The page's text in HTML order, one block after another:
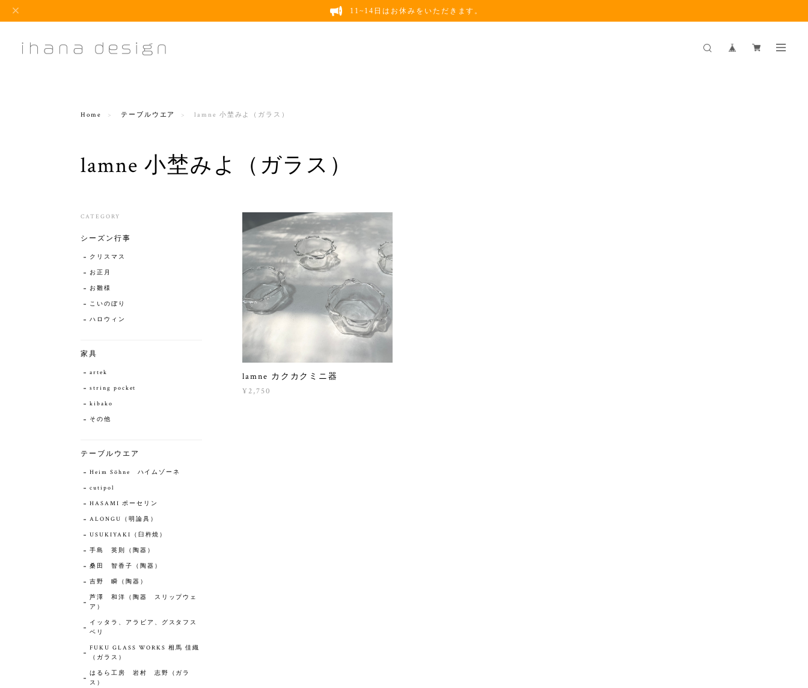
11~14日はお休みをいただきます。
Home テーブルウエア lamne 小埜みよ（ガラス）
lamne 小埜みよ（ガラス）
lamne カクカクミニ器
¥2,750
CATEGORY
シーズン行事
クリスマス
お正月
お雛様
こいのぼり
ハロウィン
家具
artek
string pocket
kibako
その他
テーブルウエア
Heim Söhne ハイムゾーネ
cutipol
HASAMI ポーセリン
ALONGU（明論具）
USUKIYAKI（臼杵焼）
手島 英則（陶器）
桑田 智香子（陶器）
吉野 瞬（陶器）
芦澤 和洋（陶器 スリップウェ
ア）
イッタラ、アラビア、グスタフス
ベリ
FUKU GLASS WORKS 相馬 佳織
（ガラス）
はるら工房 岩村 志野（ガラ
ス）